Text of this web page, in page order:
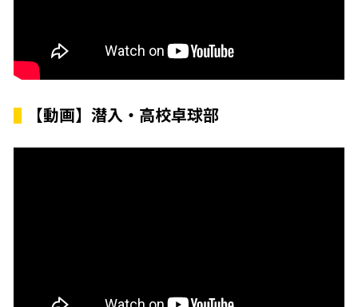
【動画】潜入・高校卓球部